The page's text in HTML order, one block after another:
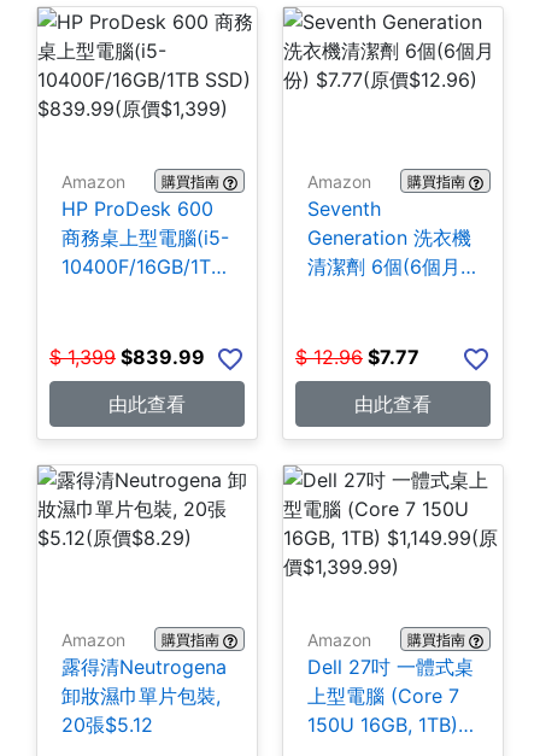
Amazon 購買指南
HP ProDesk 600
商務桌上型電腦(i5-
10400F/16GB/1TB
$ 1,399 $839.99
由此查看
Amazon 購買指南
Seventh
Generation 洗衣機
清潔劑 6個(6個月
$ 12.96 $7.77
由此查看
Amazon 購買指南
露得清Neutrogena
卸妝濕巾單片包裝,
20張$5.12
Amazon 購買指南
Dell 27吋 一體式桌
上型電腦 (Core 7
150U 16GB, 1TB)